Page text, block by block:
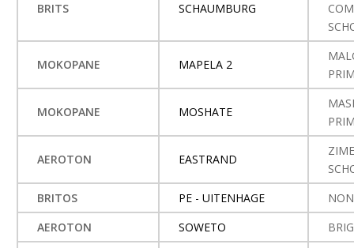
BRITS SCHAUMBURG
MOKOPANE MAPELA 2
MOKOPANE MOSHATE
AEROTON EASTRAND
BRITOS
PE - UITENHAGE
AEROTON
SOWETO